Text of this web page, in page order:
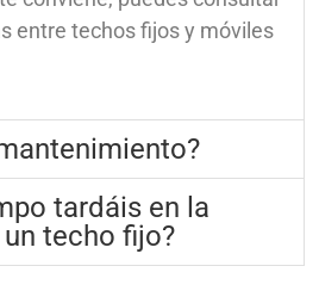
entre techos fijos y móviles
tardáis en la
techo fijo?